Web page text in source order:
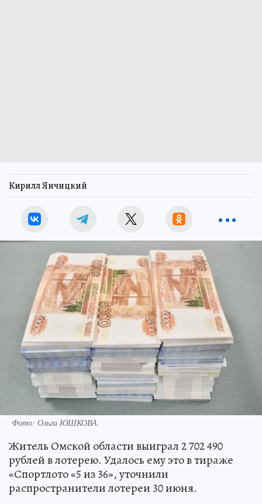
Кирилл Янчицкий
Фото: Ольга ЮШКОВА.
Житель Омской области выиграл 2 702 490
рублей в лотерею. Удалось ему это в тираже
«Спортлото «5 из 36», уточнили
распространители лотереи 30 июня.